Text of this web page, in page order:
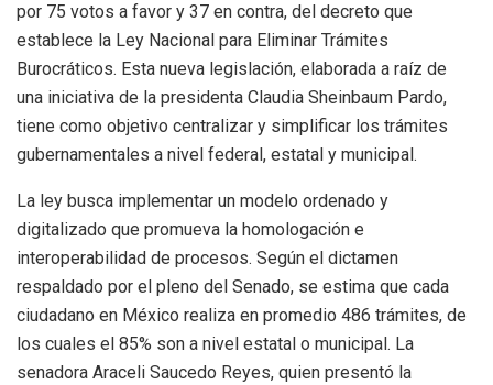
por 75 votos a favor y 37 en contra, del decreto que
establece la Ley Nacional para Eliminar Trámites
Burocráticos. Esta nueva legislación, elaborada a raíz de
una iniciativa de la presidenta Claudia Sheinbaum Pardo,
tiene como objetivo centralizar y simplificar los trámites
gubernamentales a nivel federal, estatal y municipal.
La ley busca implementar un modelo ordenado y
digitalizado que promueva la homologación e
interoperabilidad de procesos. Según el dictamen
respaldado por el pleno del Senado, se estima que cada
ciudadano en México realiza en promedio 486 trámites, de
los cuales el 85% son a nivel estatal o municipal. La
senadora Araceli Saucedo Reyes, quien presentó la